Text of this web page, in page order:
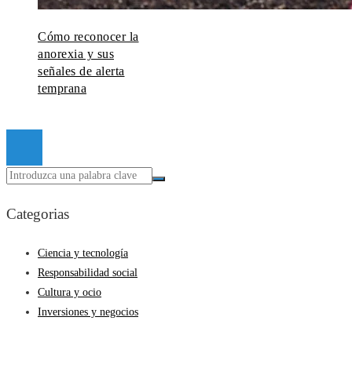
Cómo reconocer la
anorexia y sus
señales de alerta
temprana
Categorias
Ciencia y tecnología
Responsabilidad social
Cultura y ocio
Inversiones y negocios